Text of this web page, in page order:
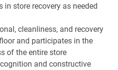
store recovery as needed
cleanliness, and recovery
and participates in the
of the entire store
and constructive